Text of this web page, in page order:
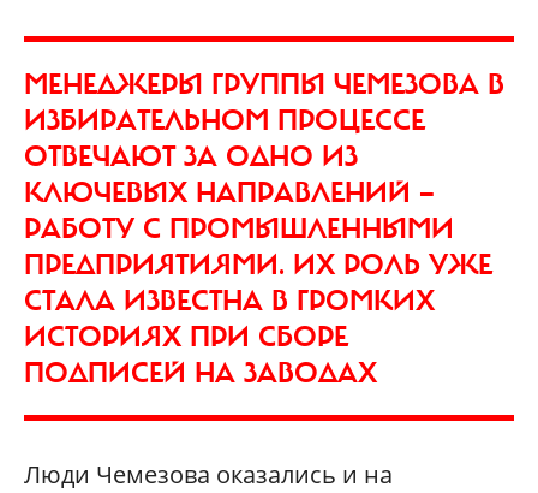
МЕНЕДЖЕРЫ ГРУППЫ ЧЕМЕЗОВА В
ИЗБИРАТЕЛЬНОМ ПРОЦЕССЕ
ОТВЕЧАЮТ ЗА ОДНО ИЗ
КЛЮЧЕВЫХ НАПРАВЛЕНИЙ —
РАБОТУ С ПРОМЫШЛЕННЫМИ
ПРЕДПРИЯТИЯМИ. ИХ РОЛЬ УЖЕ
СТАЛА ИЗВЕСТНА В ГРОМКИХ
ИСТОРИЯХ ПРИ СБОРЕ
ПОДПИСЕЙ НА ЗАВОДАХ
Люди Чемезова оказались и на